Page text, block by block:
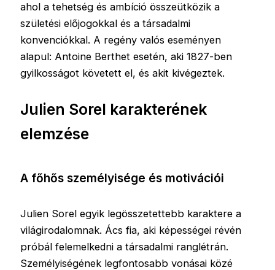
ahol a tehetség és ambíció összeütközik a
születési előjogokkal és a társadalmi
konvenciókkal. A regény valós eseményen
alapul: Antoine Berthet esetén, aki 1827-ben
gyilkosságot követett el, és akit kivégeztek.
Julien Sorel karakterének
elemzése
A főhős személyisége és motivációi
Julien Sorel egyik legösszetettebb karaktere a
világirodalomnak. Ács fia, aki képességei révén
próbál felemelkedni a társadalmi ranglétrán.
Személyiségének legfontosabb vonásai közé